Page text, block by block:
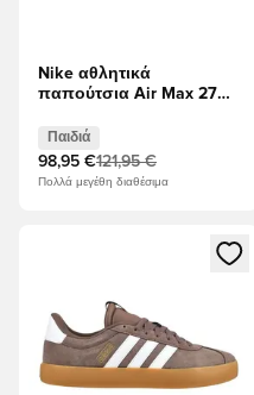
Nike αθλητικά
παπούτσια Air Max 270 -
Ανθρακίτης Παιδιά
Παιδιά
98,95 €121,95 €
Πολλά μεγέθη διαθέσιμα
Ανοίγει ένα Modal για να